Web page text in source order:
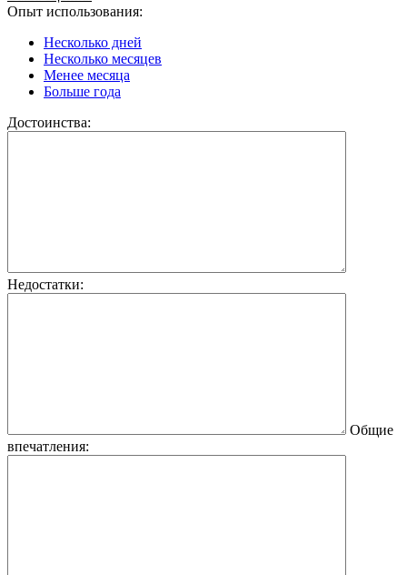
Опыт использования:
Несколько дней
Несколько месяцев
Менее месяца
Больше года
Достоинства:
Недостатки:
Общие
впечатления: